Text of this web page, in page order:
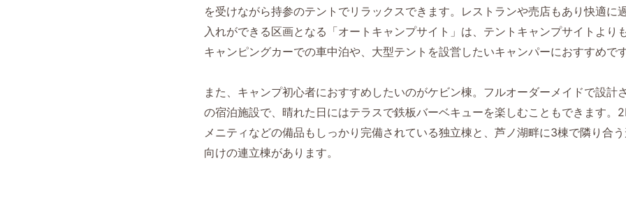
を受けながら持参のテントでリラックスできます。レストランや売店もあり快適に
入れができる区画となる「オートキャンプサイト」は、テントキャンプサイトより
キャンピングカーでの車中泊や、大型テントを設営したいキャンパーにおすすめで
また、キャンプ初心者におすすめしたいのがケビン棟。フルオーダーメイドで設計
の宿泊施設で、晴れた日にはテラスで鉄板バーベキューを楽しむこともできます。
メニティなどの備品もしっかり完備されている独立棟と、芦ノ湖畔に3棟で隣り合
向けの連立棟があります。